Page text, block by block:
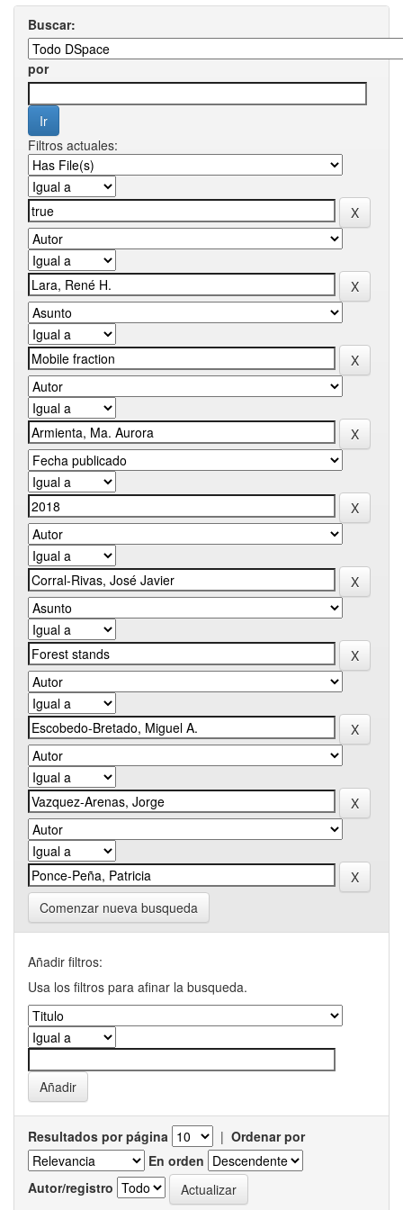
Buscar:
por
Filtros actuales:
Comenzar nueva busqueda
Añadir filtros:
Usa los filtros para afinar la busqueda.
Resultados por página | Ordenar por
En orden
Autor/registro